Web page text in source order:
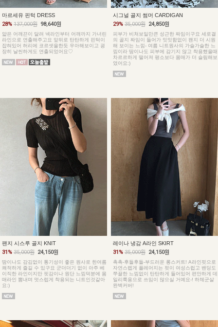
마르세유 핀턱 DRESS
28% 137,000원 98,640원
얇은 어깨끈이 달려 넥라인부터 어깨까지 가녀린
라인으로 연출해주고요 앞뒤로 탄탄하게 핀턱이
잡혀있어 허리에 코르셋을한듯 우아해보이고 굉
장히 날씬하게도 연출되었어요♡
시그널 골지 썸머 CARDIGAN
29% 35,000원 24,850원
피부가 비쳐보일만큰 성근한 짜임이구요 세로결
의 골지 짜임이 들어가 밋밋함없이 왠지 더 시원
해 보이는 느낌- 여름 니트원사의 가슬가슬한 느
낌이라 땀이나도 피부에 감기지 않고 착용했을때
차르르하게 떨어져 평소보다 몸매가 더 슬림해보
였어요:)
팬지 시스루 골지 KNIT
31% 35,000원 24,150원
땀이나도 감김없이 통기성이 좋은 원사로 한여름
쾌적하게 즐길 수 있구요 군더더기 없이 아주 베
이직한 라인이지만 핏감이나 원단 느낌덕분에 몸
매라인 뽐내며 멋스럽게 착용되는 니트인것같아
요:)
레이나 냉감 A라인 SKIRT
31% 35,000원 24,150원
촉촉-후들후들-부드러운 롱스커트! A라인핏으로
자연스렙게 플레어지는 핏이 여성스럽고 밴딩도
쭈끌한 느낌없이 탄탄하게 들어있어 편안하게 데
일리룩용으로 쓰임이 많으실 거예요-! 하체군살
완벽커버!